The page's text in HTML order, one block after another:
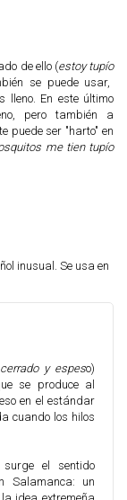
de ello (estoy tupío
se puede usar,
En este último
pero también a
puede ser "harto" en
me tien tupío
inusual. Se usa en
y espeso)
se produce al
en el estándar
cuando los hilos
el sentido
Salamanca: un